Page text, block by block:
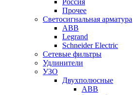
Россия
Прочее
Светосигнальная арматура
ABB
Legrand
Schneider Electric
Сетевые фильтры
Удлинители
УЗО
Двухполюсные
ABB